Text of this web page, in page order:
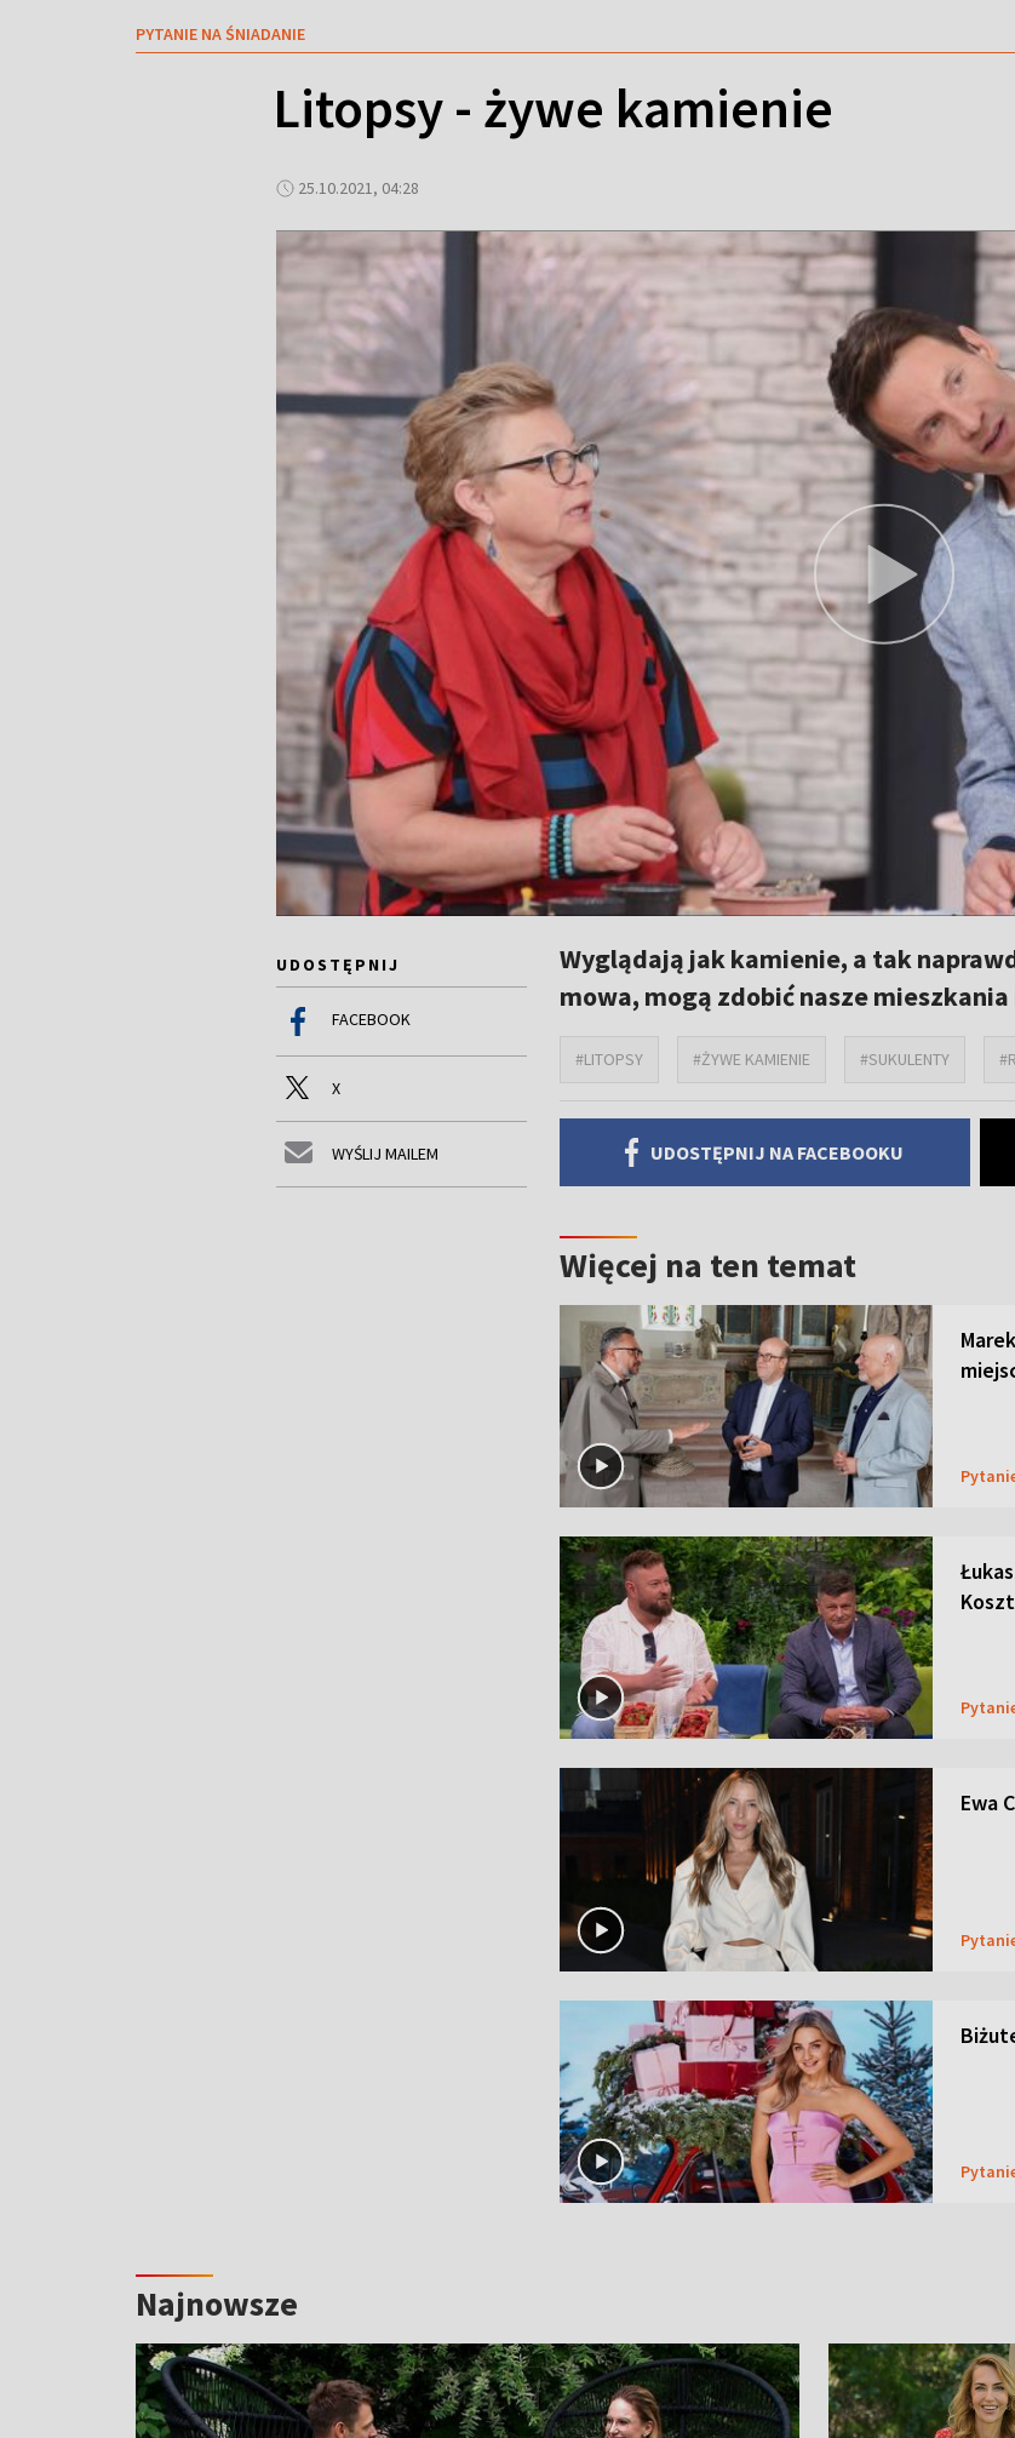
PYTANIE NA ŚNIADANIE
Litopsy - żywe kamienie
25.10.2021, 04:28
UDOSTĘPNIJ
FACEBOOK
X
WYŚLIJ MAILEM
Wyglądają jak kamienie, a tak
mowa, mogą zdobić nasze mieszkania
#LITOPSY #ŻYWE KAMIENIE #SUKULENTY
UDOSTĘPNIJ NA FACEBOOKU
Więcej na ten temat
Ewa
Najnowsze